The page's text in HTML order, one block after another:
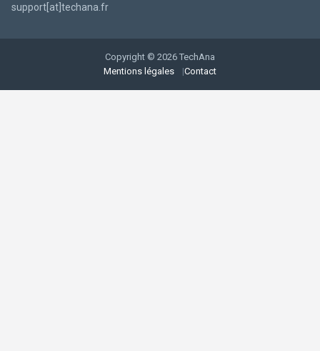
support[at]techana.fr
Copyright © 2026 TechAna
Mentions légales
Contact